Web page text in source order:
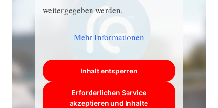
weitergegeben werden.
Mehr Informationen
Inhalt entsperren
Erforderlichen Service
akzeptieren und Inhalte